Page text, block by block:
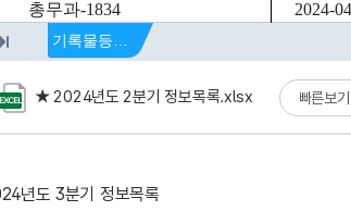
★ 2024년도 2분기 정보목록.xlsx 빠른보기
년도 3분기 정보목록